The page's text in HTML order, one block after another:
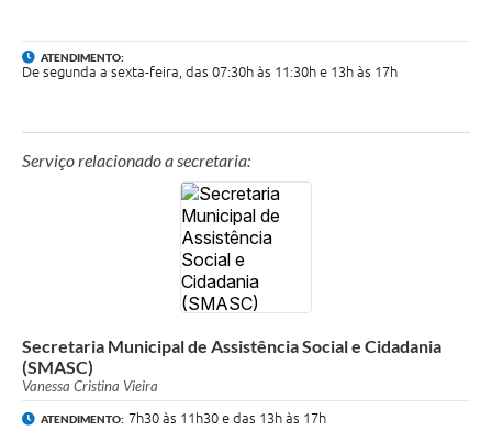
ATENDIMENTO:
De segunda a sexta-feira, das 07:30h às 11:30h e 13h às 17h
Serviço relacionado a secretaria:
Secretaria Municipal de Assistência Social e Cidadania
(SMASC)
Vanessa Cristina Vieira
ATENDIMENTO: 7h30 às 11h30 e das 13h às 17h